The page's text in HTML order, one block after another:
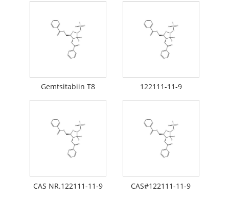
Gemtsitabiin T8 122111-11-9
CAS NR.122111-11-9 CAS#122111-11-9